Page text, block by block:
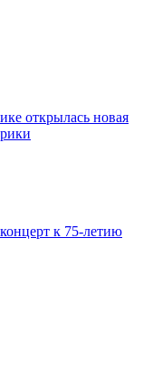
открылась новая
к 75-летию